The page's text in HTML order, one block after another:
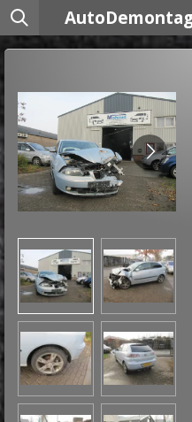
Ga
direct
naar